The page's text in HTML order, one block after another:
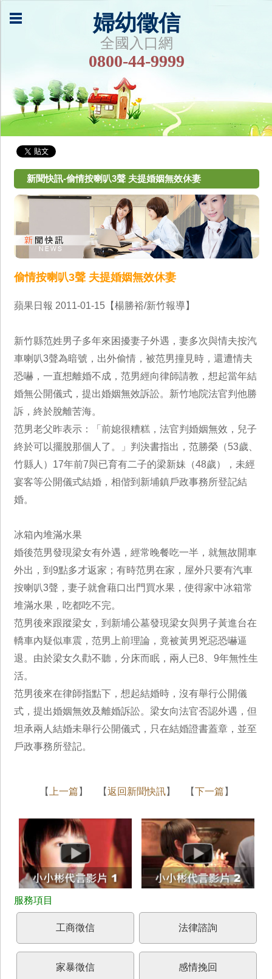
婦幼徵信
全國入口網
0800-44-9999
新聞快訊-偷情按喇叭3聲 夫提婚姻無效休妻
偷情按喇叭3聲 夫提婚姻無效休妻
蘋果日報 2011-01-15【楊勝裕/新竹報導】
新竹縣范姓男子多年來困擾妻子外遇，妻多次與情夫按汽
車喇叭3聲為暗號，出外偷情，被范男撞見時，還遭情夫
恐嚇，一直想離婚不成，范男經向律師請教，想起當年結
婚無公開儀式，提出婚姻無效訴訟。新竹地院法官判他勝
訴，終於脫離苦海。
范男老父昨表示：「前媳很糟糕，法官判婚姻無效，兒子
終於可以擺脫那個人了。」判決書指出，范勝榮（53歲、
竹縣人）17年前7與已育有二子的梁新妹（48歲），未經
宴客等公開儀式結婚，相偕到新埔鎮戶政事務所登記結
婚。
冰箱內堆滿水果
婚後范男發現梁女有外遇，經常晚餐吃一半，就無故開車
外出，到9點多才返家；有時范男在家，屋外只要有汽車
按喇叭3聲，妻子就會藉口出門買水果，使得家中冰箱常
堆滿水果，吃都吃不完。
范男後來跟蹤梁女，到新埔公墓發現梁女與男子黃進台在
轎車內疑似車震，范男上前理論，竟被黃男兇惡恐嚇逼
退。由於梁女久勸不聽，分床而眠，兩人已8、9年無性生
活。
范男後來在律師指點下，想起結婚時，沒有舉行公開儀
式，提出婚姻無效及離婚訴訟。梁女向法官否認外遇，但
坦承兩人結婚未舉行公開儀式，只在結婚證書蓋章，並至
戶政事務所登記。
【 上一篇 】 【返回新聞快訊】 【下一篇 】
工商徵信 法律諮詢
家暴徵信 感情挽回